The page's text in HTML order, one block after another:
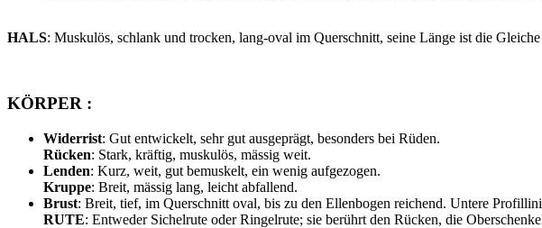
HALS: Muskulös, schlank und trocken, lang-oval im Querschnitt, seine Länge ist die
KÖRPER :
Widerrist: Gut entwickelt, sehr gut ausgeprägt, besonders bei Rüden.
Rücken: Stark, kräftig, muskulös, mässig weit.
Lenden: Kurz, weit, gut bemuskelt, ein wenig aufgezogen.
Kruppe: Breit, mässig lang, leicht abfallend.
Brust: Breit, tief, im Querschnitt oval, bis zu den Ellenbogen reichend. Untere
RUTE: Entweder Sichelrute oder Ringelrute; sie berührt den Rücken, die